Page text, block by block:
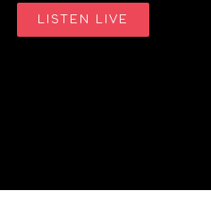
LISTEN LIVE